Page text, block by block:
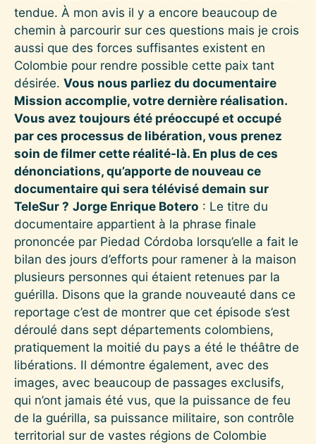
tendue. À mon avis il y a encore beaucoup de
chemin à parcourir sur ces questions mais je crois
aussi que des forces suffisantes existent en
Colombie pour rendre possible cette paix tant
désirée. Vous nous parliez du documentaire
Mission accomplie, votre dernière réalisation.
Vous avez toujours été préoccupé et occupé
par ces processus de libération, vous prenez
soin de filmer cette réalité-là. En plus de ces
dénonciations, qu’apporte de nouveau ce
documentaire qui sera télévisé demain sur
TeleSur ? Jorge Enrique Botero : Le titre du
documentaire appartient à la phrase finale
prononcée par Piedad Córdoba lorsqu’elle a fait le
bilan des jours d’efforts pour ramener à la maison
plusieurs personnes qui étaient retenues par la
guérilla. Disons que la grande nouveauté dans ce
reportage c’est de montrer que cet épisode s’est
déroulé dans sept départements colombiens,
pratiquement la moitié du pays a été le théâtre de
libérations. Il démontre également, avec des
images, avec beaucoup de passages exclusifs,
qui n’ont jamais été vus, que la puissance de feu
de la guérilla, sa puissance militaire, son contrôle
territorial sur de vastes régions de Colombie